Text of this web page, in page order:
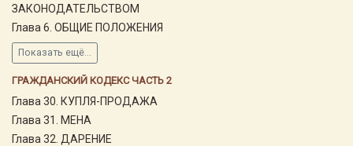
ЗАКОНОДАТЕЛЬСТВОМ
Глава 6. ОБЩИЕ ПОЛОЖЕНИЯ
Показать ещё...
ГРАЖДАНСКИЙ КОДЕКС ЧАСТЬ 2
Глава 30. КУПЛЯ-ПРОДАЖА
Глава 31. МЕНА
Глава 32. ДАРЕНИЕ